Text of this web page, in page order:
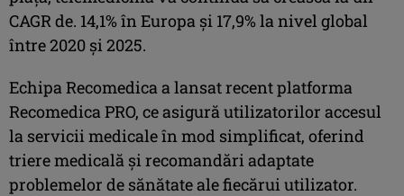
CAGR de. 14,1% în Europa și 17,9% la nivel global
între 2020 și 2025.
Echipa Recomedica a lansat recent platforma
Recomedica PRO, ce asigură utilizatorilor accesul
la servicii medicale în mod simplificat, oferind
triere medicală și recomandări adaptate
problemelor de sănătate ale fiecărui utilizator.